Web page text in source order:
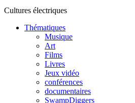
Cultures électriques
Thématiques
Musique
Art
Films
Livres
Jeux vidéo
conférences
documentaires
SwampDiggers